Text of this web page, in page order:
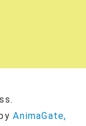
AnimaGate,